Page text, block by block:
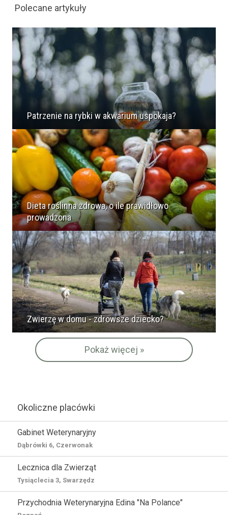
Polecane artykuły
Patrzenie na rybki w akwarium uspokaja?
Dieta roślinna zdrowa, o ile prawidłowo
prowadzona
Zwierzę w domu - zdrowsze dziecko?
Pokaż więcej »
Okoliczne placówki
Gabinet Weterynaryjny
Dąbrówki 6, Czerwonak
Lecznica dla Zwierząt
Tysiąclecia 3, Swarzędz
Przychodnia Weterynaryjna Edina "Na Polance"